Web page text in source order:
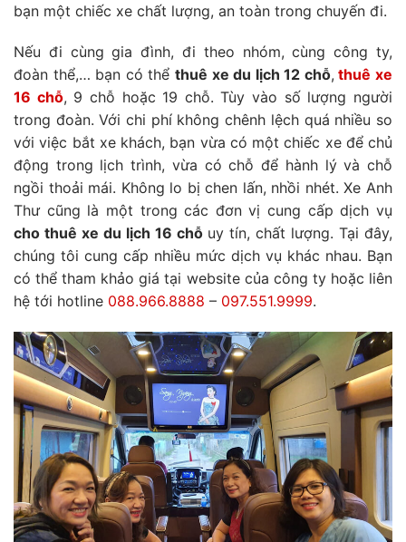
bạn một chiếc xe chất lượng, an toàn trong chuyến đi.
Nếu đi cùng gia đình, đi theo nhóm, cùng công ty,
đoàn thể,… bạn có thể thuê xe du lịch 12 chỗ, thuê xe
16 chỗ, 9 chỗ hoặc 19 chỗ. Tùy vào số lượng người
trong đoàn. Với chi phí không chênh lệch quá nhiều so
với việc bắt xe khách, bạn vừa có một chiếc xe để chủ
động trong lịch trình, vừa có chỗ để hành lý và chỗ
ngồi thoải mái. Không lo bị chen lấn, nhồi nhét. Xe Anh
Thư cũng là một trong các đơn vị cung cấp dịch vụ
cho thuê xe du lịch 16 chỗuy tín, chất lượng. Tại đây,
chúng tôi cung cấp nhiều mức dịch vụ khác nhau. Bạn
có thể tham khảo giá tại website của công ty hoặc liên
hệ tới hotline 088.966.8888 – 097.551.9999.